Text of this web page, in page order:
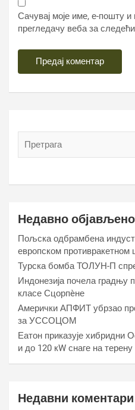
Сачувај моје име, е-пошту
прегледачу веба за
Недавно објављено
Пољска одбрамбена
европском противракетном
Турска бомба ТОЛУН-П
Индонезија почела градњу
класе Сцорпèне
Амерички АПФИТ убрзао
за УССОЦОМ
Еатон приказује
и до 120 кW снаге на терену
Недавни коментари